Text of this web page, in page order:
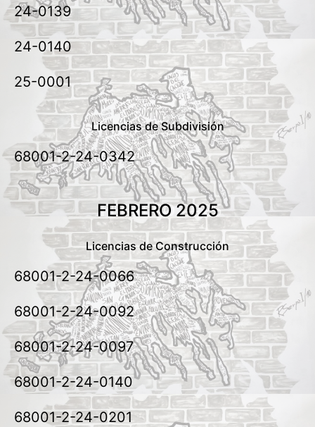
24-0139
24-0140
25-0001
Licencias de Subdivisión
68001-2-24-0342
FEBRERO 2025
Licencias de Construcción
68001-2-24-0066
68001-2-24-0092
68001-2-24-0097
68001-2-24-0140
68001-2-24-0201